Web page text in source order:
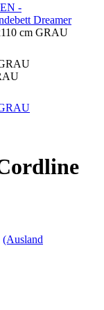
-
Dreamer
cm GRAU
(Ausland